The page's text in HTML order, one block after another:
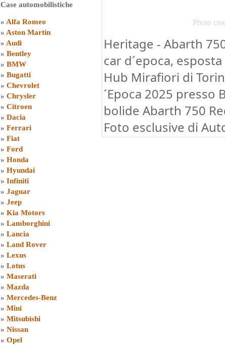
Case automobilistiche
» Alfa Romeo
» Aston Martin
» Audi
» Bentley
» BMW
» Bugatti
» Chevrolet
» Chrysler
» Citroen
» Dacia
» Ferrari
» Fiat
» Ford
» Honda
» Hyundai
» Infiniti
» Jaguar
» Jeep
» Kia Motors
» Lamborghini
» Lancia
» Land Rover
» Lexus
» Lotus
» Maserati
» Mazda
» Mercedes-Benz
» Mini
» Mitsubishi
» Nissan
» Opel
Photo
Heritage - Abarth
car d´epoca,
Hub Mirafiori di
´Epoca 2025 presso
bolide Abarth 750
Foto esclusive di